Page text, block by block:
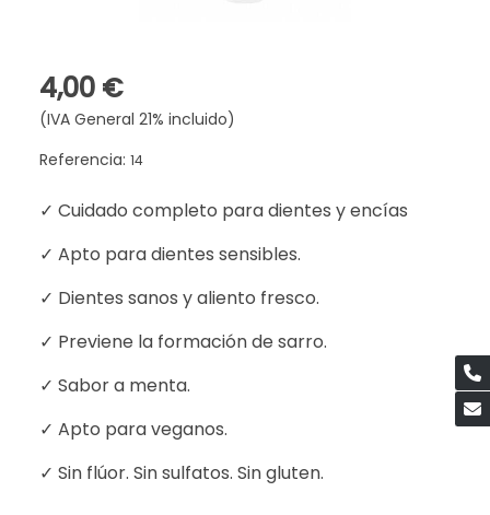
4,00 €
(IVA General 21% incluido)
Referencia: 14
✓ Cuidado completo para dientes y encías
✓ Apto para dientes sensibles.
✓ Dientes sanos y aliento fresco.
✓ Previene la formación de sarro.
✓ Sabor a menta.
✓ Apto para veganos.
✓ Sin flúor. Sin sulfatos. Sin gluten.